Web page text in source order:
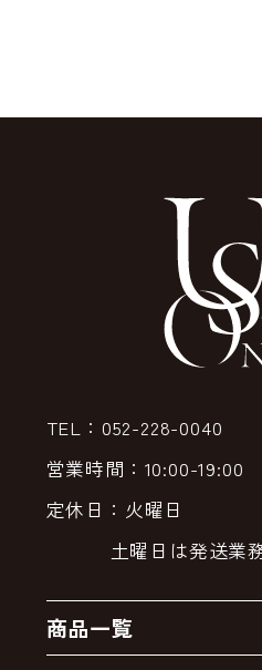
TEL：052-228-0040
営業時間：10:00-19:00
定休日：火曜日
土曜日は発送業
商品一覧